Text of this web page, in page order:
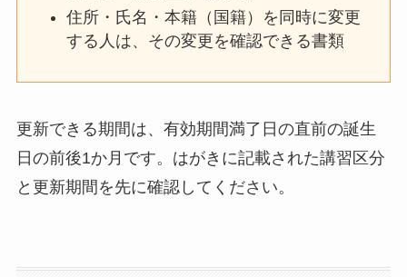
住所・氏名・本籍（国籍）を同時に変更
する人は、その変更を確認できる書類
更新できる期間は、有効期間満了日の直前の誕生
日の前後1か月です。はがきに記載された講習区分
と更新期間を先に確認してください。